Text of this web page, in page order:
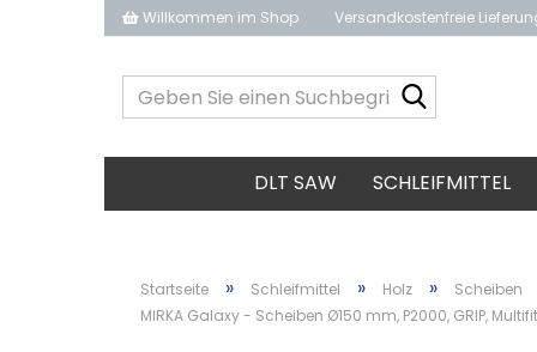
Willkommen im Shop Versandkostenfreie
Sie
ein...
DLT SAW SCHLEIFMITTEL
Startseite » Schleifmittel » Holz » Scheiben
MIRKA Galaxy - Scheiben Ø150 mm, P2000, GRIP,